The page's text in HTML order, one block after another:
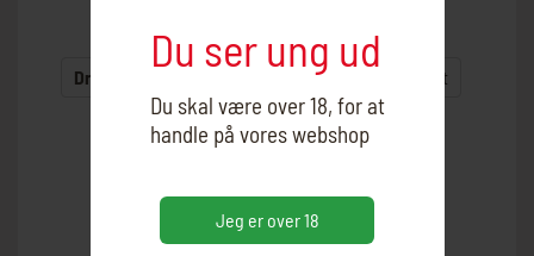
Du ser ung ud
Du skal være over 18, for at
handle på vores webshop
Jeg er over 18
Drue: Producent: Mas Martinet
Årgang:2022 Alkohol:14,5%